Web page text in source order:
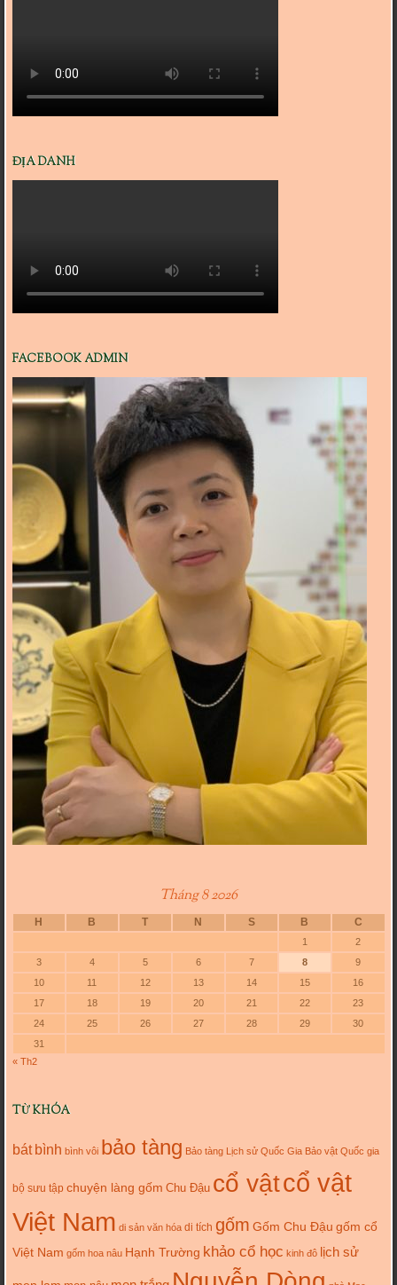
ĐỊA DANH
FACEBOOK ADMIN
Tháng 8 2026
H B T N S B C
1
2
3
4 5 6 7 8
9
10
11 12 13 14 15
16
17
18 19 20 21 22
23
24
25 26 27 28 29
30
31
« Th2
TỪ KHÓA
bát bình bình vôi bảo tàng Bảo tàng Lịch sử Quốc Gia Bảo vật Quốc gia
bộ sưu tập chuyện làng gốm Chu Đậu cổ vậtcổ vật
Việt Nam di sản văn hóa di tích gốm Gốm Chu Đậu gốm cổ
Việt Nam gốm hoa nâu Hạnh Trường khảo cổ học kinh đô lịch sử